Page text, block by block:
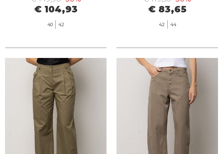
€ 104,93
40 42
€ 83,65
42 44